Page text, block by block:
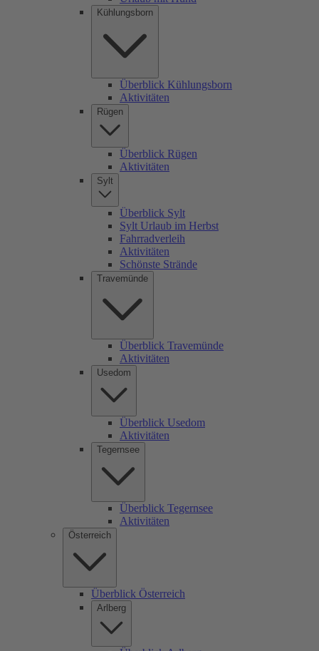
Kühlungsborn
Überblick Kühlungsborn
Aktivitäten
Rügen
Überblick Rügen
Aktivitäten
Sylt
Überblick Sylt
Sylt Urlaub im Herbst
Fahrradverleih
Aktivitäten
Schönste Strände
Travemünde
Überblick Travemünde
Aktivitäten
Usedom
Überblick Usedom
Aktivitäten
Tegernsee
Überblick Tegernsee
Aktivitäten
Österreich
Überblick Österreich
Arlberg